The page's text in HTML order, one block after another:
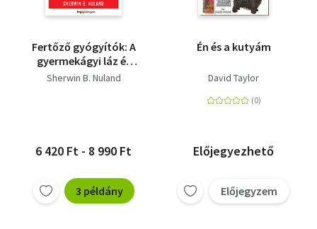
Fertőző gyógyítók: A
gyermekágyi láz és
Semmelweis különös
Sherwin B. Nuland
6 420 Ft - 8 990 Ft
3 példány
Én és a kutyám
David Taylor
Előjegyezhető
Előjegyzem